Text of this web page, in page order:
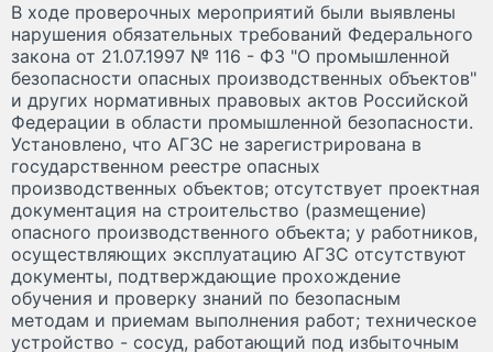
В ходе проверочных мероприятий были выявлены
нарушения обязательных требований Федерального
закона от 21.07.1997 № 116 - ФЗ "О промышленной
безопасности опасных производственных объектов"
и других нормативных правовых актов Российской
Федерации в области промышленной безопасности.
Установлено, что АГЗС не зарегистрирована в
государственном реестре опасных
производственных объектов; отсутствует проектная
документация на строительство (размещение)
опасного производственного объекта; у работников,
осуществляющих эксплуатацию АГЗС отсутствуют
документы, подтверждающие прохождение
обучения и проверку знаний по безопасным
методам и приемам выполнения работ; техническое
устройство - сосуд, работающий под избыточным